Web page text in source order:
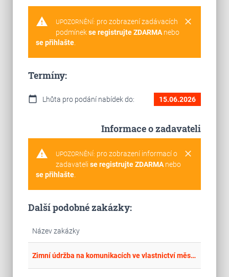
warning clear
UPOZORNĚNÍ: pro zobrazení zadávacích
podmínekse registrujte ZDARMAnebo
se přihlašte.
Termíny:
calendar_today Lhůta pro podání nabídek do: 15.06.2026
Informace o zadavateli
warning clear
UPOZORNĚNÍ: pro zobrazení informací o
zadavateli se registrujte ZDARMAnebo
se přihlašte.
Další podobné zakázky:
Název zakázky
Zimní údržba na komunikacích ve vlastnictví města Třince